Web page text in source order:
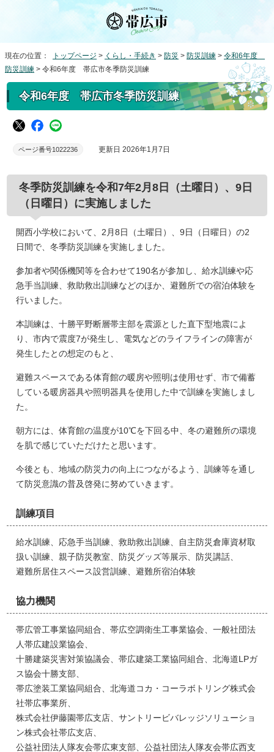
現在の位置： トップページ > くらし・手続き > 防災 > 防災訓練 > 令和6年度
防災訓練 > 令和6年度 帯広市冬季防災訓練
令和6年度 帯広市冬季防災訓練
ページ番号1022236 更新日 2026年1月7日
冬季防災訓練を令和7年2月8日（土曜日）、9日
（日曜日）に実施しました
開西小学校において、2月8日（土曜日）、9日（日曜日）の2
日間で、冬季防災訓練を実施しました。
参加者や関係機関等を合わせて190名が参加し、給水訓練や応
急手当訓練、救助救出訓練などのほか、避難所での宿泊体験を
行いました。
本訓練は、十勝平野断層帯主部を震源とした直下型地震によ
り、市内で震度7が発生し、電気などのライフラインの障害が
発生したとの想定のもと、
避難スペースである体育館の暖房や照明は使用せず、市で備蓄
している暖房器具や照明器具を使用した中で訓練を実施しまし
た。
朝方には、体育館の温度が10℃を下回る中、冬の避難所の環境
を肌で感じていただけたと思います。
今後とも、地域の防災力の向上につながるよう、訓練等を通し
て防災意識の普及啓発に努めていきます。
訓練項目
給水訓練、応急手当訓練、救助救出訓練、自主防災倉庫資材取
扱い訓練、親子防災教室、防災グッズ等展示、防災講話、
避難所居住スペース設営訓練、避難所宿泊体験
協力機関
帯広管工事業協同組合、帯広空調衛生工事業協会、一般社団法
人帯広建設業協会、
十勝建築災害対策協議会、帯広建築工業協同組合、北海道LPガ
ス協会十勝支部、
帯広塗装工業協同組合、北海道コカ・コーラボトリング株式会
社帯広事業所、
株式会社伊藤園帯広支店、サントリービバレッジソリューショ
ン株式会社帯広支店、
公益社団法人隊友会帯広東支部、公益社団法人隊友会帯広西支